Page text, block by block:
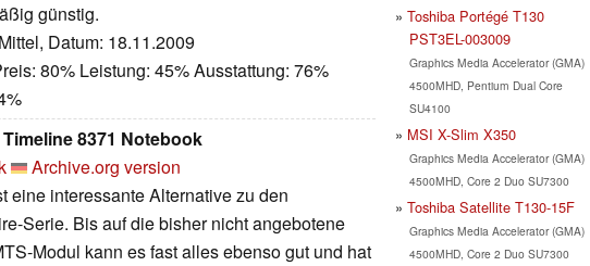
günstig.
Datum: 18.11.2009
80% Leistung: 45% Ausstattung: 76%
8371 Notebook
Archive.org version
eine interessante Alternative zu den
Serie. Bis auf die bisher nicht angebotene
Modul kann es fast alles ebenso gut und hat
Toshiba Portégé T130
PST3EL-003009
Graphics Media Accelerator (GMA)
4500MHD, Pentium Dual Core
SU4100
MSI X-Slim X350
Graphics Media Accelerator (GMA)
4500MHD, Core 2 Duo SU7300
Toshiba Satellite T130-15F
Graphics Media Accelerator (GMA)
4500MHD, Core 2 Duo SU7300